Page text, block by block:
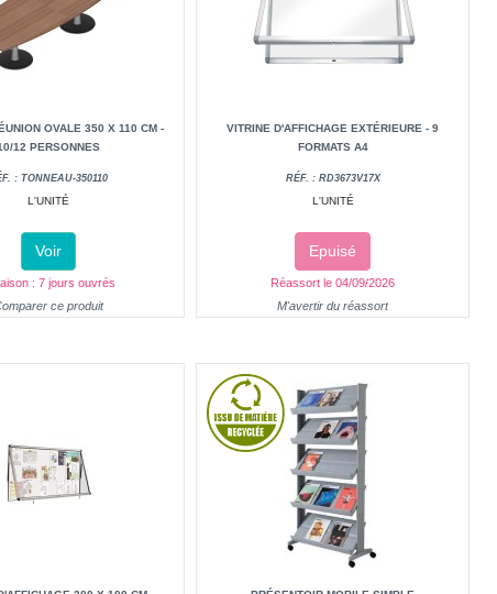
OVALE 350 X 110 CM -
12 PERSONNES
: TONNEAU-350110
L'UNITÉ
Voir
: 7 jours ouvrés
ce produit
VITRINE D'AFFICHAGE EXTÉRIEURE - 9
FORMATS A4
RÉF. : RD3673V17X
L'UNITÉ
Epuisé
Réassort le 04/09/2026
M'avertir du réassort